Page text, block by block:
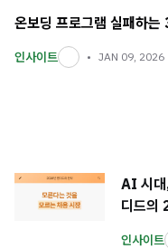
온보딩 프로그램 실패하
인사이트 JAN 09, 2026
AI 시대
디드의
인사이트